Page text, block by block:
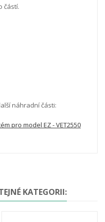
částí.
náhradní části:
pro model EZ - VET2550
KATEGORII: